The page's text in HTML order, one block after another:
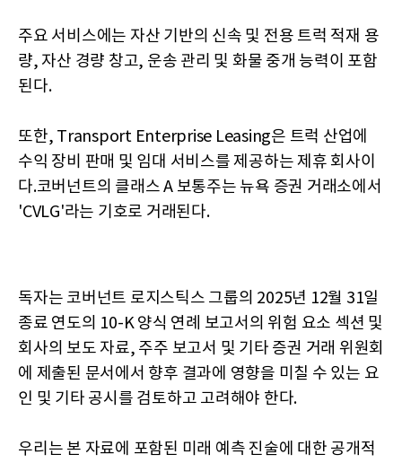
주요 서비스에는 자산 기반의 신속 및 전용 트럭 적재 용
량, 자산 경량 창고, 운송 관리 및 화물 중개 능력이 포함
된다.
또한, Transport Enterprise Leasing은 트럭 산업에
수익 장비 판매 및 임대 서비스를 제공하는 제휴 회사이
다.코버넌트의 클래스 A 보통주는 뉴욕 증권 거래소에서
'CVLG'라는 기호로 거래된다.
독자는 코버넌트 로지스틱스 그룹의 2025년 12월 31일
종료 연도의 10-K 양식 연례 보고서의 위험 요소 섹션 및
회사의 보도 자료, 주주 보고서 및 기타 증권 거래 위원회
에 제출된 문서에서 향후 결과에 영향을 미칠 수 있는 요
인 및 기타 공시를 검토하고 고려해야 한다.
우리는 본 자료에 포함된 미래 예측 진술에 대한 공개적